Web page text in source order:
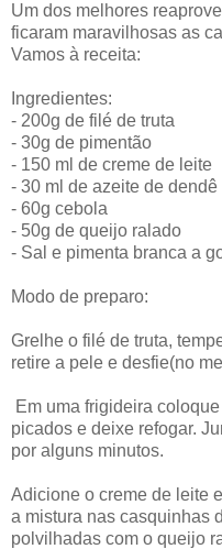
Um dos melhores
ficaram maravilhosas as
Vamos à receita:
Ingredientes:
- 200g de filé de truta
- 30g de pimentão
- 150 ml de creme de leite
- 30 ml de azeite de dendê
- 60g cebola
- 50g de queijo ralado
- Sal e pimenta branca a
Modo de preparo:
Grelhe o filé de truta,
retire a pele e desfie(no
Em uma frigideira
picados e deixe refogar.
por alguns minutos.
Adicione o creme de leite
a mistura nas casquinhas
polvilhadas com o queijo